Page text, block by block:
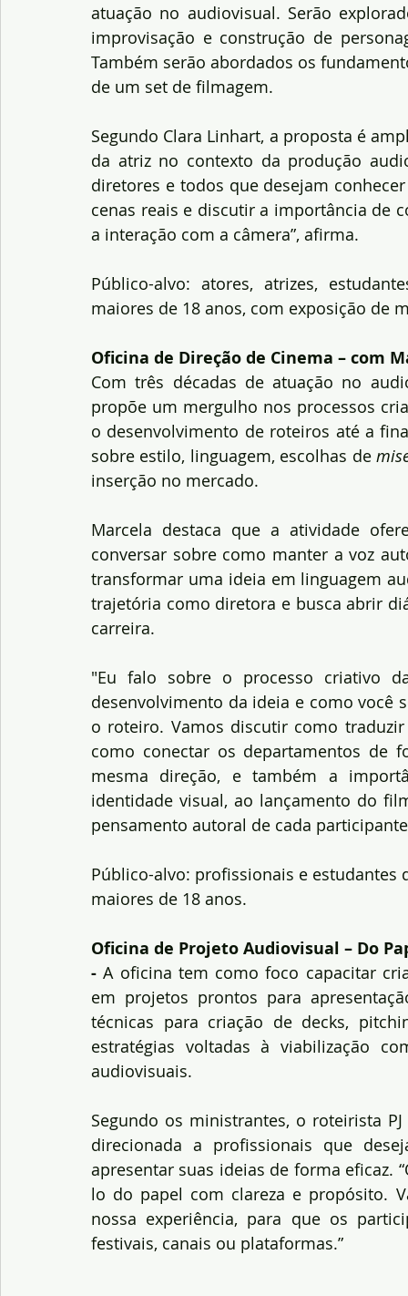
atuação no audiovisual. Serão
improvisação e construção de
Também serão abordados os
de um set de filmagem.
Segundo Clara Linhart, a proposta é
da atriz no contexto da produção
diretores e todos que desejam
cenas reais e discutir a importância de
a interação com a câmera”, afirma.
Público-alvo: atores, atrizes,
maiores de 18 anos, com exposição de
Oficina de Direção de Cinema – com
Com três décadas de atuação no
propõe um mergulho nos processos
o desenvolvimento de roteiros até a
sobre estilo, linguagem, escolhas de
inserção no mercado.
Marcela destaca que a atividade
conversar sobre como manter a voz
transformar uma ideia em linguagem
trajetória como diretora e busca abrir
carreira.
"Eu falo sobre o processo criativo
desenvolvimento da ideia e como você
o roteiro. Vamos discutir como
como conectar os departamentos de
mesma direção, e também a
identidade visual, ao lançamento do
pensamento autoral de cada
Público-alvo: profissionais e estudantes
maiores de 18 anos.
Oficina de Projeto Audiovisual – Do
- A oficina tem como foco capacitar
em projetos prontos para
técnicas para criação de decks,
estratégias voltadas à viabilização
audiovisuais.
Segundo os ministrantes, o roteirista
direcionada a profissionais que
apresentar suas ideias de forma eficaz.
lo do papel com clareza e propósito.
nossa experiência, para que os
festivais, canais ou plataformas.”